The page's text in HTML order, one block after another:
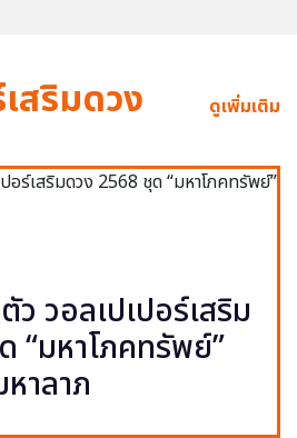
สริมดวง ดูเพิ่มเติม
วอลเปเปอร์เสริม
“มหาโภคทรัพย์”
าลาภ